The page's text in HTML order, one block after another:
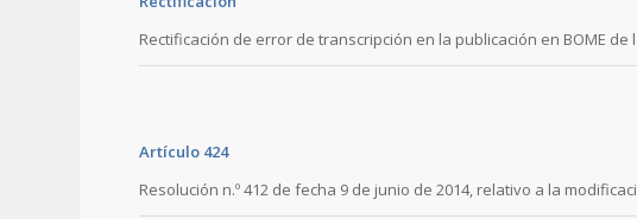
Rectificación de error de transcripción en la publicación en BOME
Artículo 424
Resolución n.º 412 de fecha 9 de junio de 2014, relativo a la